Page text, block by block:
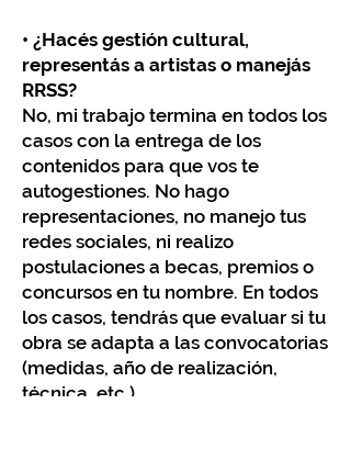
• ¿Hacés gestión cultural,
representás a artistas o manejás
RRSS?
No, mi trabajo termina en todos los
casos con la entrega de los
contenidos para que vos te
autogestiones. No hago
representaciones, no manejo tus
redes sociales, ni realizo
postulaciones a becas, premios o
concursos en tu nombre. En todos
los casos, tendrás que evaluar si tu
obra se adapta a las convocatorias
(medidas, año de realización,
técnica, etc.).